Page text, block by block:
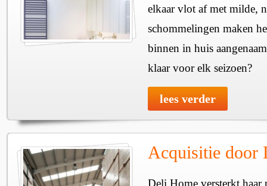
elkaar vlot af met milde,
schommelingen maken
binnen in huis
klaar voor elk seizoen?
lees verder
Acquisitie door
Deli Home versterkt haar